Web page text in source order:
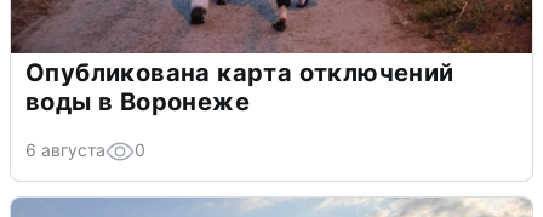
Опубликована карта отключений
воды в Воронеже
6 августа 0